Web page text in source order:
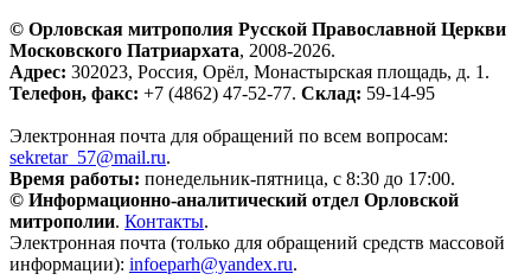
© Орловская митрополия Русской Православной Церкви
Московского Патриархата, 2008-2026.
Адрес: 302023, Россия, Орёл, Монастырская площадь, д. 1.
Телефон, факс: +7 (4862) 47-52-77. Склад: 59-14-95
Электронная почта для обращений по всем вопросам:
sekretar_57@mail.ru.
Время работы: понедельник-пятница, с 8:30 до 17:00.
© Информационно-аналитический отдел Орловской
митрополии. Контакты.
Электронная почта (только для обращений средств массовой
информации): infoeparh@yandex.ru.